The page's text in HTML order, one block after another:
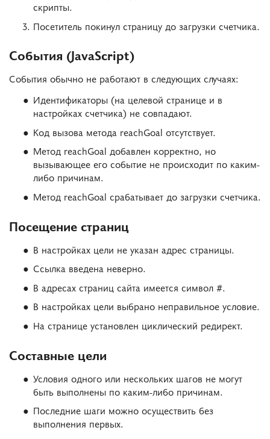
скрипты.
Посетитель покинул страницу до загрузки счетчика.
События (JavaScript)
События обычно не работают в следующих случаях:
Идентификаторы (на целевой странице и в
настройках счетчика) не совпадают.
Код вызова метода reachGoal отсутствует.
Метод reachGoal добавлен корректно, но
вызывающее его событие не происходит по каким-
либо причинам.
Метод reachGoal срабатывает до загрузки счетчика.
Посещение страниц
В настройках цели не указан адрес страницы.
Ссылка введена неверно.
В адресах страниц сайта имеется символ #.
В настройках цели выбрано неправильное условие.
На странице установлен циклический редирект.
Составные цели
Условия одного или нескольких шагов не могут
быть выполнены по каким-либо причинам.
Последние шаги можно осуществить без
выполнения первых.